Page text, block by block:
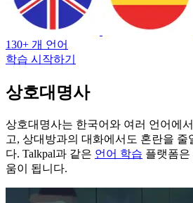
130+ 개 언어
학습 시작하기
상호대명사
상호대명사는 한국어와 여러 언어에
고, 상대방과의 대화에서도 혼란을
다. Talkpal과 같은 언어 학습 플랫폼
움이 됩니다.